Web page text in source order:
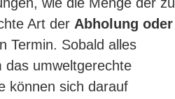
Art der Abholung oder
Termin. Sobald alles
umweltgerechte
können sich darauf